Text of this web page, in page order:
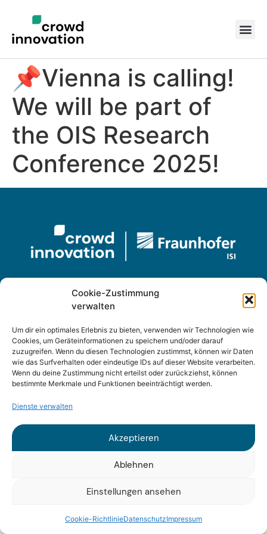
Cookie-Zustimmung
verwalten
Um dir ein optimales Erlebnis zu bieten, verwenden wir Technologien wie
Cookies, um Geräteinformationen zu speichern und/oder darauf
zuzugreifen. Wenn du diesen Technologien zustimmst, können wir Daten
wie das Surfverhalten oder eindeutige IDs auf dieser Website verarbeiten.
Wenn du deine Zustimmung nicht erteilst oder zurückziehst, können
bestimmte Merkmale und Funktionen beeinträchtigt werden.
Dienste verwalten
Akzeptieren
Ablehnen
Einstellungen ansehen
Cookie-RichtlinieDatenschutzImpressum
📌Vienna is calling!
We will be part of
the OIS Research
Conference 2025!
Sitemap
Impressum
Datenschutz
© 2025 Fraunhofer ISI